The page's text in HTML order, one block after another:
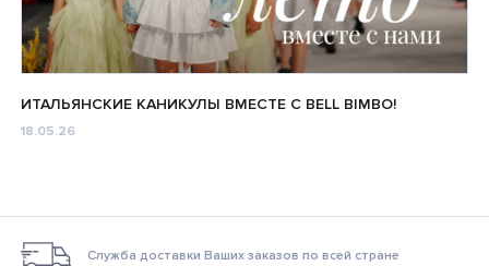
18.05.26
ИТАЛЬЯНСКИЕ КАНИКУЛЫ ВМЕСТЕ С BELL BIMBO!
Служба доставки Ваших заказов по всей стране